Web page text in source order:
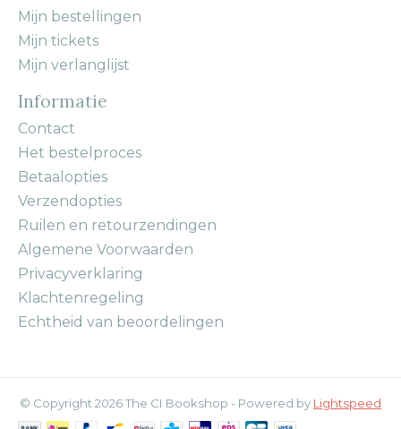
Mijn bestellingen
Mijn tickets
Mijn verlanglijst
Informatie
Contact
Het bestelproces
Betaalopties
Verzendopties
Ruilen en retourzendingen
Algemene Voorwaarden
Privacyverklaring
Klachtenregeling
Echtheid van beoordelingen
© Copyright 2026 The CI Bookshop - Powered by Lightspeed